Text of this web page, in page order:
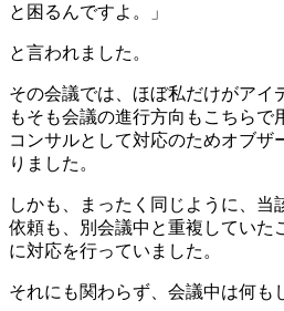
と困るんですよ。」
と言われました。
その会議では、ほぼ私だけがアイ
もそも会議の進行方向もこちらで
コンサルとして対応のためオブザ
りました。
しかも、まったく同じように、当
依頼も、別会議中と重複していた
に対応を行っていました。
それにも関わらず、会議中は何も